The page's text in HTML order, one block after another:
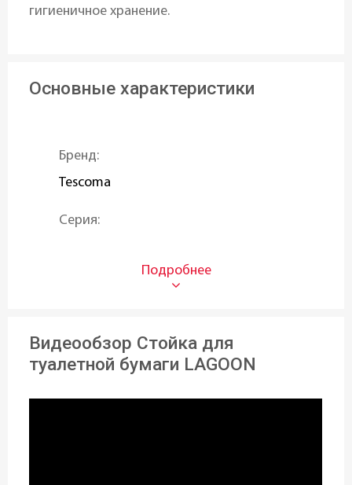
гигиеничное хранение.
Основные характеристики
Бренд:
Tescoma
Серия:
Назначение:
Видеообзор Стойка для
туалетной бумаги LAGOON